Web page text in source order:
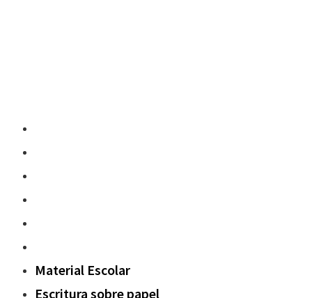
Material Escolar
Escritura sobre papel